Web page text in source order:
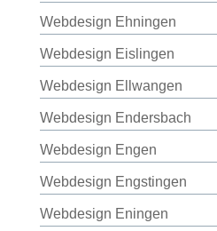
Webdesign Ehningen
Webdesign Eislingen
Webdesign Ellwangen
Webdesign Endersbach
Webdesign Engen
Webdesign Engstingen
Webdesign Eningen